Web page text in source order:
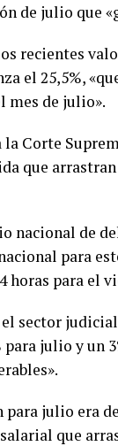
de julio que
recientes
el 25,5%,
mes de julio».
Corte
que
nacional de
para
para el
el sector
julio y un
julio era
que